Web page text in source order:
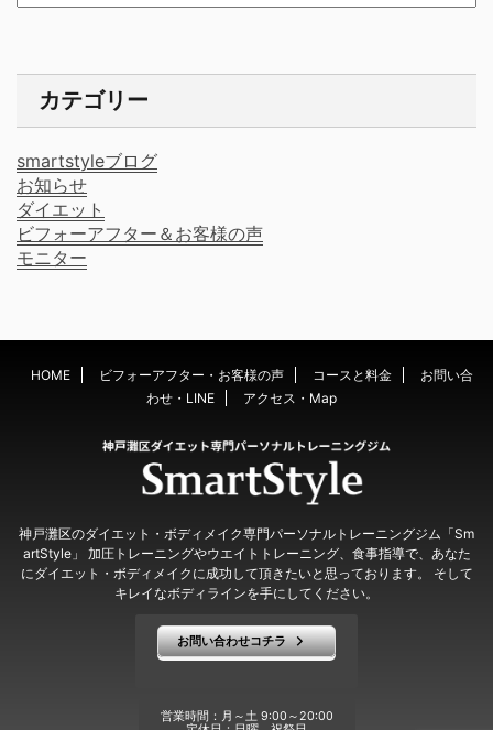
カテゴリー
smartstyleブログ
お知らせ
ダイエット
ビフォーアフター＆お客様の声
モニター
HOME ビフォーアフター・お客様の声 コースと料金
お問い合
わせ・LINE
アクセス・Map
神戸灘区のダイエット・ボディメイク専門パーソナルトレーニングジム「Sm
artStyle」 加圧トレーニングやウエイトトレーニング、食事指導で、あなた
にダイエット・ボディメイクに成功して頂きたいと思っております。 そして
キレイなボディラインを手にしてください。
お問い合わせコチラ
営業時間：月～土 9:00～20:00